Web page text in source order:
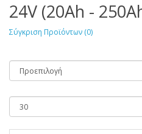
24V (20Ah -
Σύγκριση Προϊόντων (0)